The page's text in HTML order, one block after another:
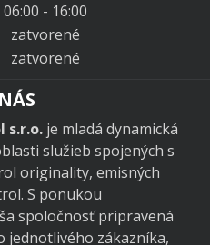
06:00 - 16:00
zatvorené
zatvorené
s.r.o. je mladá dynamická
služieb spojených s
originality, emisných
S ponukou
spoločnosť pripravená
jednotlivého zákazníka,